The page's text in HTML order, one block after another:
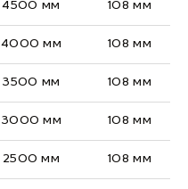
4500 мм 108 мм
4000 мм 108 мм
3500 мм 108 мм
3000 мм 108 мм
2500 мм 108 мм